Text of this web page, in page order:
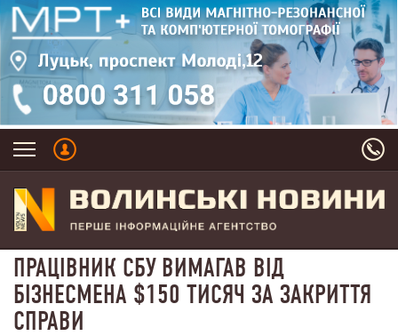
ПРАЦІВНИК СБУ ВИМАГАВ ВІД
БІЗНЕСМЕНА $150 ТИСЯЧ ЗА ЗАКРИТТЯ
СПРАВИ